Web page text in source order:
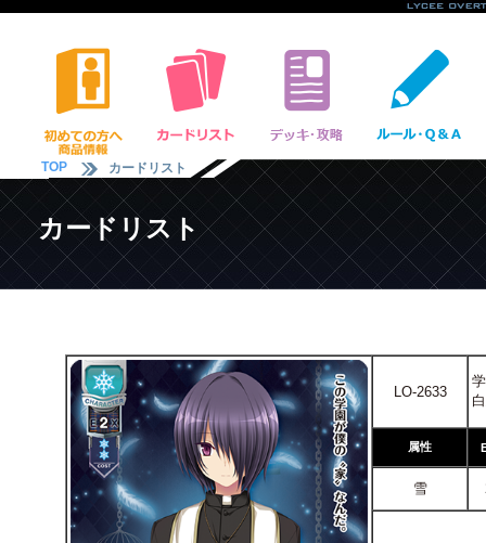
TOP カードリスト
カードリスト
LO-2633
属性
雪